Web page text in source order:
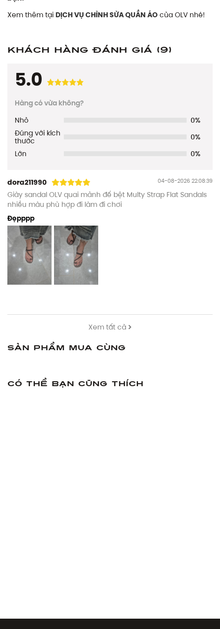
Xem thêm tại DỊCH VỤ CHỈNH SỬA QUẦN ÁO của OLV nhé!
Khách hàng đánh giá (9)
5.0
Hàng có vừa không?
Nhỏ
0%
Đúng với kích
thước
0%
Lớn
0%
dora211990 04-08-2026 22:08:39
Giày sandal OLV quai mảnh đế bệt Multy Strap Flat Sandals
nhiều màu phù hợp đi làm đi chơi
Đẹpppp
Xem tất cả
Sản phẩm mua cùng
Có thể bạn cũng thích